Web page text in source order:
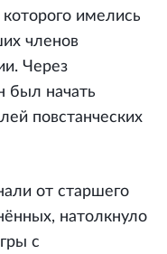
имелись
членов
Через
был начать
повстанческих
от старшего
натолкнуло
с